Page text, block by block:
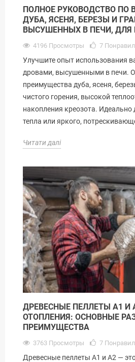
ПОЛНОЕ РУКОВОДСТВО ПО
ДУБА, ЯСЕНЯ, БЕРЕЗЫ И
ВЫСУШЕННЫХ В ПЕЧИ,
4196 Просмотры 7
Улучшите опыт использования
дровами, высушенными в печи.
преимущества дуба, ясеня,
чистого горения, высокой
накопления креозота. Идеально
тепла или яркого,
Читати далі
ДРЕВЕСНЫЕ ПЕЛЛЕТЫ A1 И
ОТОПЛЕНИЯ: ОСНОВНЫЕ
ПРЕИМУЩЕСТВА
3763 Просмотры 7
Древесные пеллеты A1 и A2 —